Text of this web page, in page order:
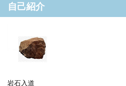
自己紹介
岩石入道